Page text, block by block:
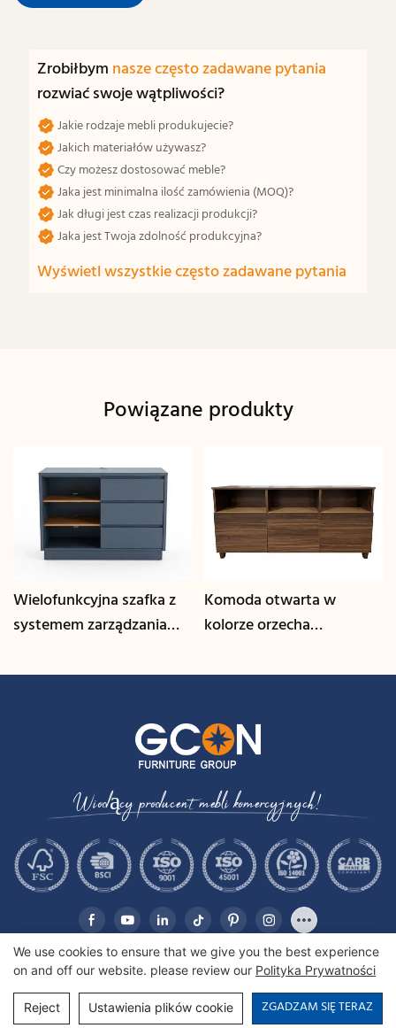
Zrobiłbym nasze często zadawane pytania
rozwiać swoje wątpliwości?
Jakie rodzaje mebli produkujecie?
Jakich materiałów używasz?
Czy możesz dostosować meble?
Jaka jest minimalna ilość zamówienia (MOQ)?
Jak długi jest czas realizacji produkcji?
Jaka jest Twoja zdolność produkcyjna?
Wyświetl wszystkie często zadawane pytania
Powiązane produkty
Wielofunkcyjna szafka z
systemem zarządzania
Komoda otwarta w
kolorze orzecha
GCON
Wiodący producent mebli komercyjnych!
Copyright © 2026 Gcon Furniture Group Co., Ltd. | Mapa witryny
We use cookies to ensure that we give you the best experience
on and off our website. please review our Polityka Prywatności
Reject Ustawienia plików cookie ZGADZAM SIĘ TERAZ